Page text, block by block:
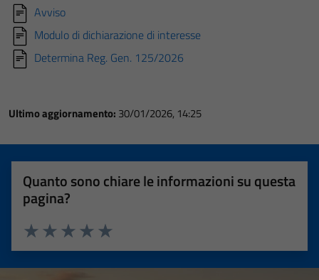
Avviso
Modulo di dichiarazione di interesse
Determina Reg. Gen. 125/2026
Ultimo aggiornamento: 30/01/2026, 14:25
Quanto sono chiare le informazioni su questa
pagina?
Valuta 5 stelle su 5
Valuta 4 stelle su 5
Valuta 3 stelle su 5
Valuta 2 stelle su 5
Valuta 1 stelle su 5